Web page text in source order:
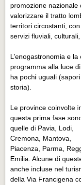
promozione nazionale
valorizzare il tratto
territori circostanti,
servizi fluviali,
L’enogastronomia e
programma alla luce
ha pochi uguali
storia).
Le province coinvolte
questa prima fase
quelle di Pavia, Lodi,
Cremona, Mantova,
Piacenza, Parma,
Emilia. Alcune di
anche incluse nel
della Via Francigena